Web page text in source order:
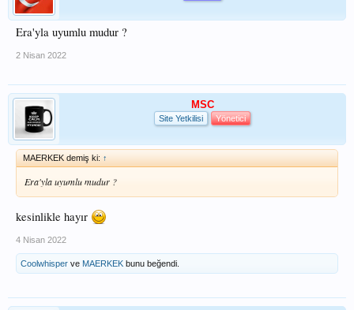
Era'yla uyumlu mudur ?
2 Nisan 2022
MSC
Site Yetkilisi Yönetici
MAERKEK demiş ki: ↑
Era'yla uyumlu mudur ?
kesinlikle hayır
4 Nisan 2022
Coolwhisper ve MAERKEK bunu beğendi.